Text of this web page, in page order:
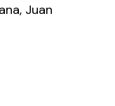
Juan